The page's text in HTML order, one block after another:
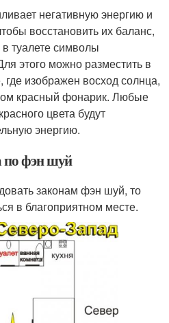
негативную энергию и
восстановить их баланс,
туалете символы
этого можно разместить в
где изображен восход солнца,
красный фонарик. Любые
цвета будут
энергию.
по фэн шуй
законам фэн шуй, то
в благоприятном месте.